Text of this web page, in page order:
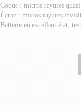
Coque : micros rayures
Écran : micros rayures
Batterie en excellent état,